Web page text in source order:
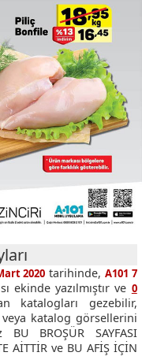
2020 tarihinde,A101 7
ekinde yazılmıştır ve 0
katalogları gezebilir,
katalog görsellerini
BROŞÜR SAYFASI
AİTTİR ve BU AFİŞ İÇİN